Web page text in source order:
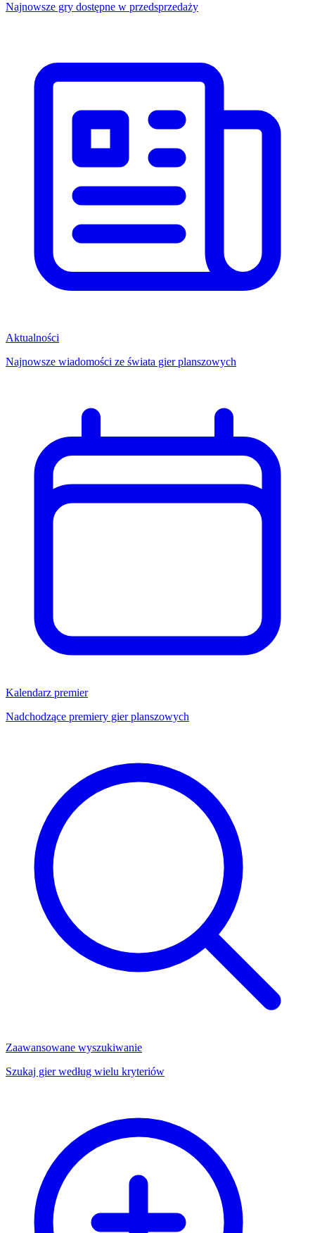
Najnowsze gry dostępne w przedsprzedaży
Aktualności
Najnowsze wiadomości ze świata gier planszowych
Kalendarz premier
Nadchodzące premiery gier planszowych
Zaawansowane wyszukiwanie
Szukaj gier według wielu kryteriów